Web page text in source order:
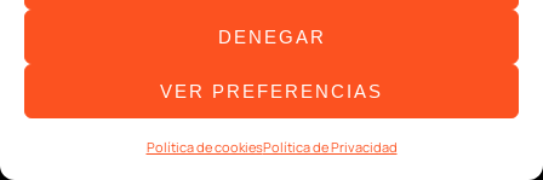
DENEGAR
VER PREFERENCIAS
Política de cookiesPolítica de Privacidad